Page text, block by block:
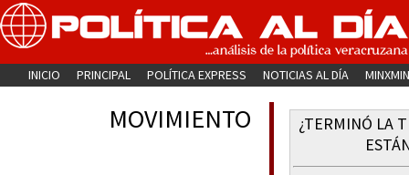
INICIO PRINCIPAL POLÍTICA EXPRESS NOTICIAS AL DÍA
MOVIMIENTO
¿TERMINÓ LA